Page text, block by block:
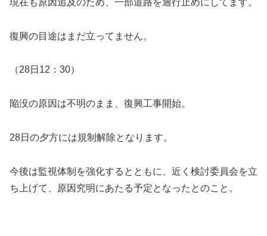
復興の目途はまだ立ってません。
（28日12：30）
陥没の原因は不明のまま、復興工事開始。
28日の夕方には規制解除となります。
今後は監視体制を強化するとともに、近く検討委員会を立
ち上げて、原因究明にあたる予定となったとのこと。